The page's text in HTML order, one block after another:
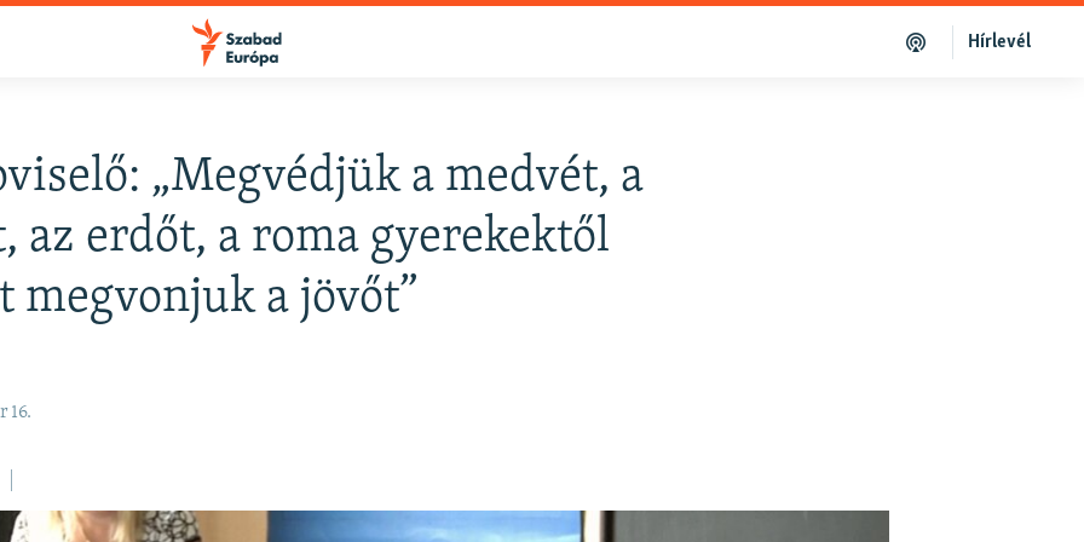
Hírlevél
„Megvédjük a medvét, a
az erdőt, a roma gyerekektől
megvonjuk a jövőt”
16.
FELIRATKOZÁS
Apple Podcasts